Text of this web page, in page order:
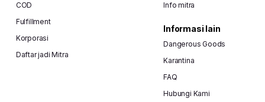
COD
Fulfillment
Korporasi
Daftar jadi Mitra
Info mitra
Informasi lain
Dangerous Goods
Karantina
FAQ
Hubungi Kami